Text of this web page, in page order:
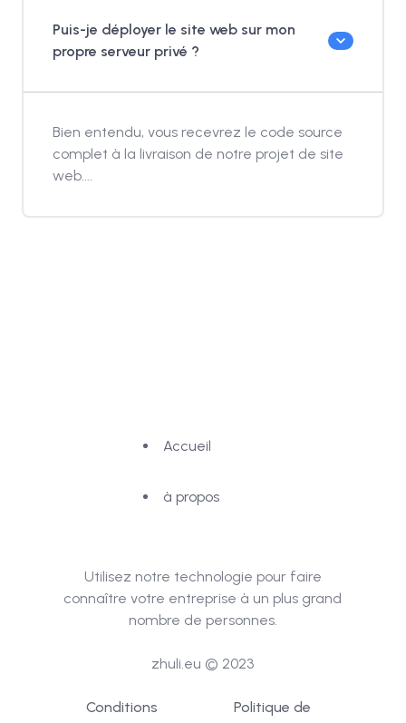
Puis-je déployer le site web sur mon
propre serveur privé ?
Bien entendu, vous recevrez le code source
complet à la livraison de notre projet de site
web....
Accueil
à propos
Utilisez notre technologie pour faire
connaître votre entreprise à un plus grand
nombre de personnes.
zhuli.eu © 2023
Conditions
Politique de